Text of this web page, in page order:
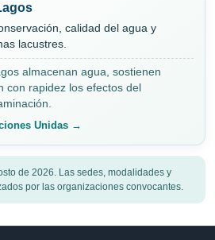
calidad del agua y
lacustres.
almacenan agua, sostienen
con rapidez los efectos del
Unidas →
de 2026. Las sedes, modalidades y
por las organizaciones convocantes.